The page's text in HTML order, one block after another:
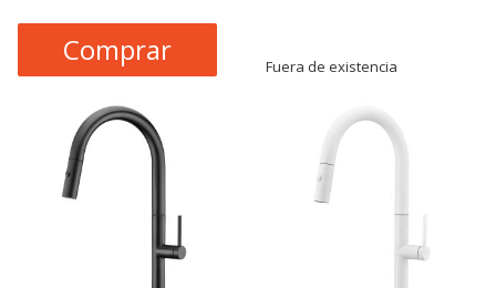
Comprar Fuera de existencia